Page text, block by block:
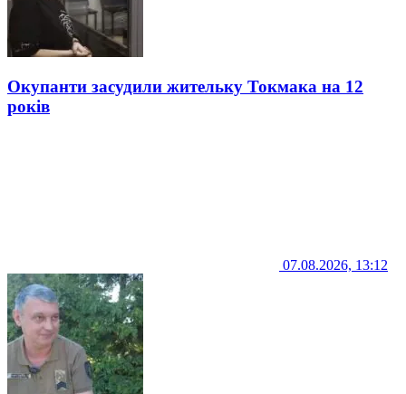
Окупанти засудили жительку Токмака на 12
років
07.08.2026, 13:12